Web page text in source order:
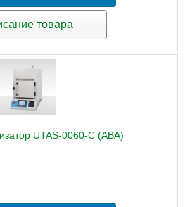
товара
UTAS-0060-С (ABA)